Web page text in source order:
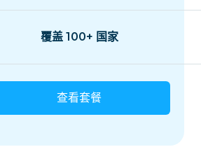
覆盖 100+ 国家
查看套餐